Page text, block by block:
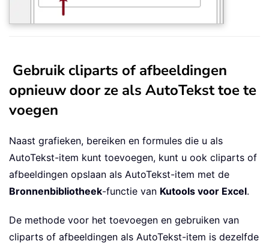
Gebruik cliparts of afbeeldingen
opnieuw door ze als AutoTekst toe te
voegen
Naast grafieken, bereiken en formules die u als
AutoTekst-item kunt toevoegen, kunt u ook cliparts of
afbeeldingen opslaan als AutoTekst-item met de
Bronnenbibliotheek-functie van Kutools voor Excel.
De methode voor het toevoegen en gebruiken van
cliparts of afbeeldingen als AutoTekst-item is dezelfde